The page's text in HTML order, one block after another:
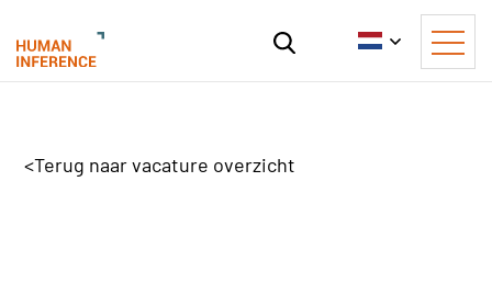
<Terug naar vacature overzicht